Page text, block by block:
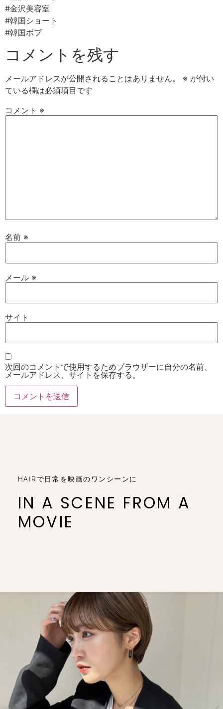
#金沢美容室⠀
#韓国ショート
#韓国ボブ
コメントを残す
メールアドレスが公開されることはありません。 ※ が付い
ている欄は必須項目です
コメント ※
名前 ※
メール ※
サイト
次回のコメントで使用するためブラウザーに自分の名前、
メールアドレス、サイトを保存する。
HAIRで日常を映画のワンシーンに
IN A SCENE FROM A
MOVIE